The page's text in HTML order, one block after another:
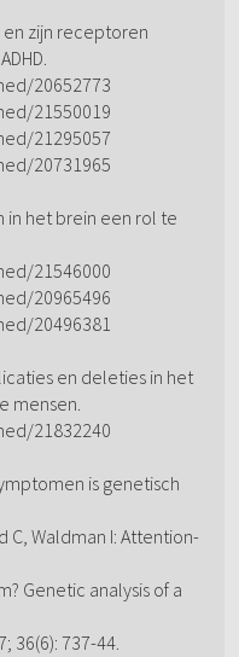
zijn receptoren
20652773
21550019
21295057
20731965
in het brein een rol te
21546000
20965496
20496381
en deleties in het
mensen.
21832240
is genetisch
C, Waldman I: Attention-
Genetic analysis of a
36(6): 737-44.